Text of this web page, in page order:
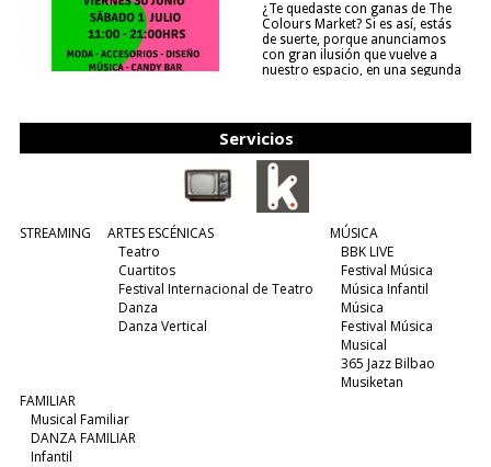
¿Te quedaste con ganas de The
Colours Market? Si es así, estás
de suerte, porque anunciamos
con gran ilusión que vuelve a
nuestro espacio, en una segunda
Servicios
STREAMING
ARTES ESCÉNICAS
Teatro
Cuartitos
Festival Internacional de Teatro
Danza
Danza Vertical
MÚSICA
BBK LIVE
Festival Música
Música Infantil
Música
Festival Música
Musical
365 Jazz Bilbao
Musiketan
FAMILIAR
Musical Familiar
DANZA FAMILIAR
Infantil